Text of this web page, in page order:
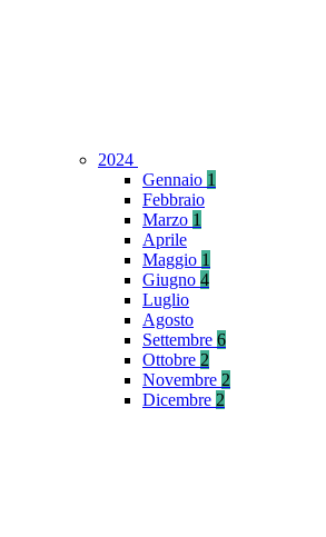
2024
Gennaio 1
Febbraio
Marzo 1
Aprile
Maggio 1
Giugno 4
Luglio
Agosto
Settembre 6
Ottobre 2
Novembre 2
Dicembre 2